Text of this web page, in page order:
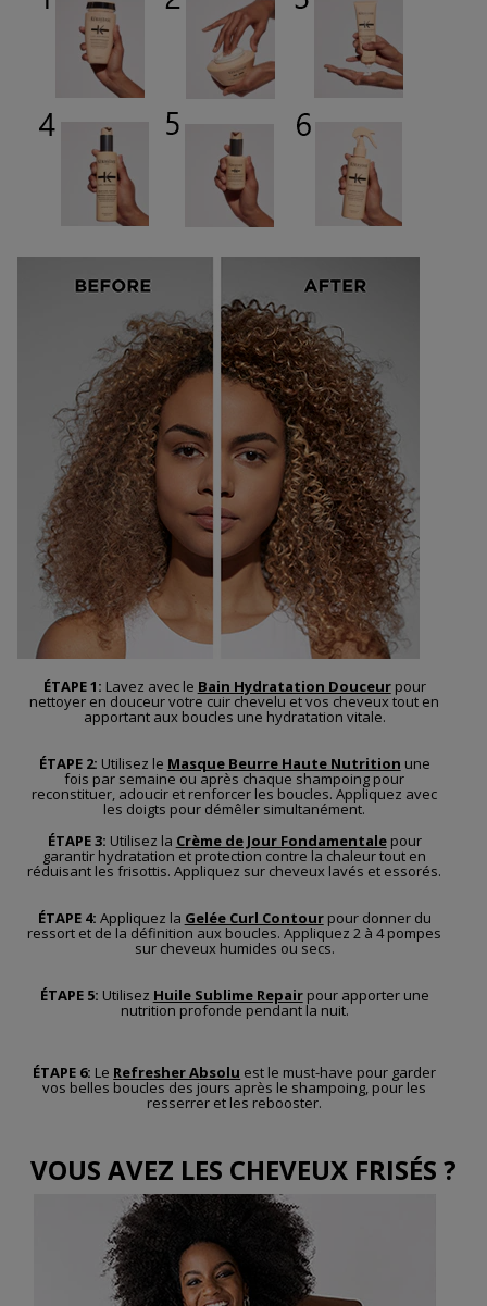
ÉTAPE 1: Lavez avec le Bain Hydratation Douceurpour
nettoyer en douceur votre cuir chevelu et vos cheveux tout en
apportant aux boucles une hydratation vitale.
ÉTAPE 2: Utilisez le Masque Beurre Haute Nutrition une
fois par semaine ou après chaque shampoing pour
reconstituer, adoucir et renforcer les boucles. Appliquez avec
les doigts pour démêler simultanément.
ÉTAPE 3: Utilisez la Crème de Jour Fondamentalepour
garantir hydratation et protection contre la chaleur tout en
réduisant les frisottis. Appliquez sur cheveux lavés et essorés.
ÉTAPE 4: Appliquez la Gelée Curl Contourpour donner du
ressort et de la définition aux boucles. Appliquez 2 à 4 pompes
sur cheveux humides ou secs.
ÉTAPE 5: Utilisez Huile Sublime Repairpour apporter une
nutrition profonde pendant la nuit.
ÉTAPE 6: Le Refresher Absolu est le must-have pour garder
vos belles boucles des jours après le shampoing, pour les
resserrer et les rebooster.
VOUS AVEZ LES CHEVEUX FRISÉS ?